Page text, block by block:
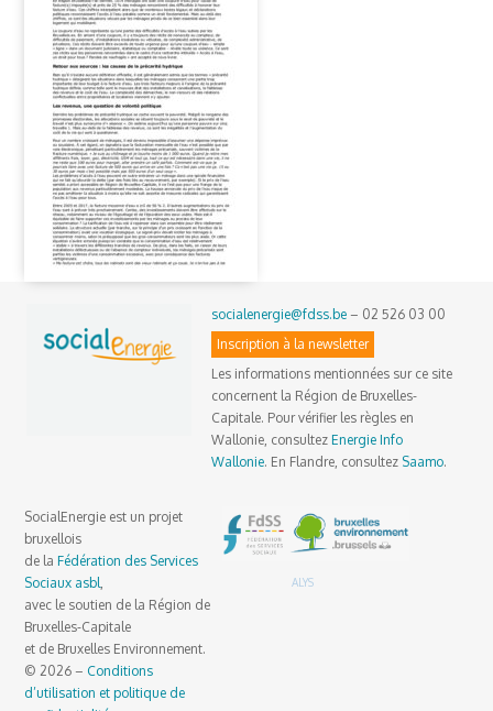
socialenergie@fdss.be – 02 526 03 00
Inscription à la newsletter
Les informations mentionnées sur ce site
concernent la Région de Bruxelles-
Capitale. Pour vérifier les règles en
Wallonie, consultezEnergie Info
Wallonie. En Flandre, consultez Saamo.
SocialEnergie est un projet
bruxellois
de laFédération des Services
Sociaux asbl
avec le soutien de la Région de
Bruxelles-Capitale
et de Bruxelles Environnement.
© 2026 – Conditions
d’utilisation et politique de
ALYS